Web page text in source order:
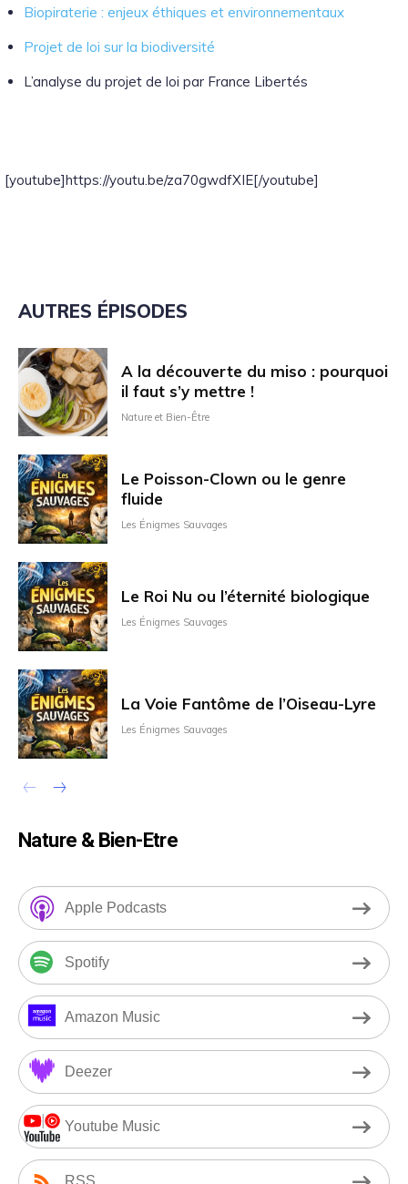
Biopiraterie : enjeux éthiques et environnementaux
Projet de loi sur la biodiversité
L’analyse du projet de loi par France Libertés
[youtube]https://youtu.be/za70gwdfXIE[/youtube]
AUTRES ÉPISODES
A la découverte du miso : pourquoi
il faut s’y mettre !
Nature et Bien-Être
Le Poisson-Clown ou le genre
fluide
Les Énigmes Sauvages
Le Roi Nu ou l’éternité biologique
Les Énigmes Sauvages
La Voie Fantôme de l’Oiseau-Lyre
Les Énigmes Sauvages
Nature & Bien-Etre
Apple Podcasts
Spotify
Amazon Music
Deezer
Youtube Music